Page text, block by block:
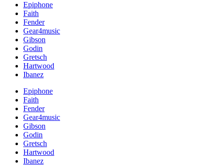
Epiphone
Faith
Fender
Gear4music
Gibson
Godin
Gretsch
Hartwood
Ibanez
Epiphone
Faith
Fender
Gear4music
Gibson
Godin
Gretsch
Hartwood
Ibanez